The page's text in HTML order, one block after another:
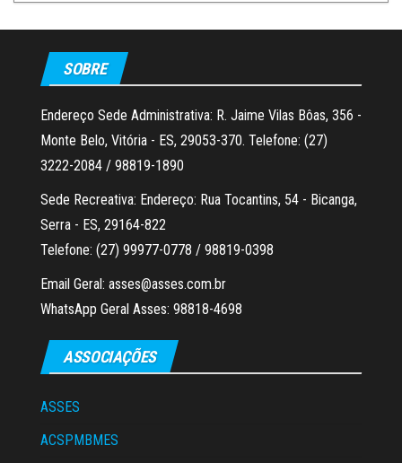
SOBRE
Endereço Sede Administrativa: R. Jaime Vilas Bôas, 356 -
Monte Belo, Vitória - ES, 29053-370. Telefone: (27)
3222-2084 / 98819-1890
Sede Recreativa: Endereço: Rua Tocantins, 54 - Bicanga,
Serra - ES, 29164-822
Telefone: (27) 99977-0778 / 98819-0398
Email Geral: asses@asses.com.br
WhatsApp Geral Asses: 98818-4698
ASSOCIAÇÕES
ASSES
ACSPMBMES